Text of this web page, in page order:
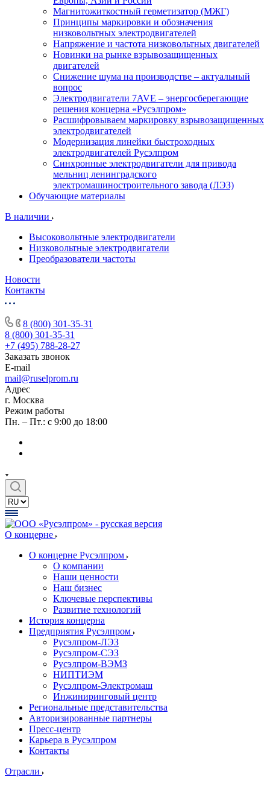
Магнитожиткостный герметизатор (МЖГ)
Принципы маркировки и обозначения
низковольтных электродвигателей
Напряжение и частота низковольтных двигателей
Новинки на рынке взрывозащищенных
двигателей
Снижение шума на производстве – актуальный
вопрос
Электродвигатели 7AVE – энергосберегающие
решения концерна «Русэлпром»
Расшифровываем маркировку взрывозащищенных
электродвигателей
Модернизация линейки быстроходных
электродвигателей Русэлпром
Синхронные электродвигатели для привода
мельниц ленинградского
электромашиностроительного завода (ЛЭЗ)
Обучающие материалы
В наличии
Высоковольтные электродвигатели
Низковольтные электродвигатели
Преобразователи частоты
Новости
Контакты
8 (800) 301-35-31
8 (800) 301-35-31
+7 (495) 788-28-27
Заказать звонок
E-mail
mail@ruselprom.ru
Адрес
г. Москва
Режим работы
Пн. – Пт.: с 9:00 до 18:00
О концерне
О концерне Русэлпром
О компании
Наши ценности
Наш бизнес
Ключевые перспективы
Развитие технологий
История концерна
Предприятия Русэлпром
Русэлпром-ЛЭЗ
Русэлпром-СЭЗ
Русэлпром-ВЭМЗ
НИПТИЭМ
Русэлпром-Электромаш
Инжиниринговый центр
Региональные представительства
Авторизированные партнеры
Пресс-центр
Карьера в Русэлпром
Контакты
Отрасли